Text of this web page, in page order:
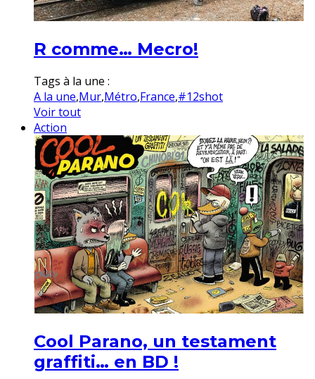
R comme… Mecro!
Tags à la une :
A la une,Mur,Métro,France,#12shot
Voir tout
Action
Cool Parano, un testament
graffiti… en BD !